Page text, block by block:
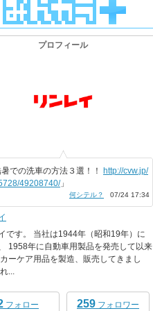
プロフィール
での洗車の方法３選！！
http://cvw.jp/
49208740/」
何シテル？ 07/24 17:34
です。 当社は1944年（昭和19年）に
1958年に自動車用製品を発売して以来
ーケア用品を製造、販売してきまし
...
フォロー 259 フォロワー